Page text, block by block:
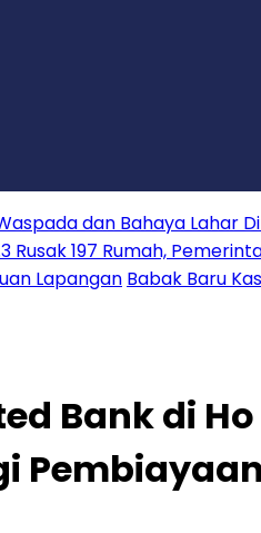
dan Bahaya Lahar
Rusak 197 Rumah,
Lapangan Babak Baru
Bank di